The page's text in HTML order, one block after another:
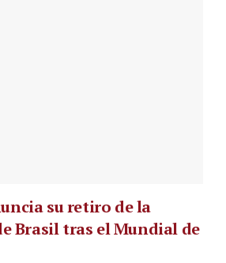
su retiro de la
Brasil tras el Mundial de